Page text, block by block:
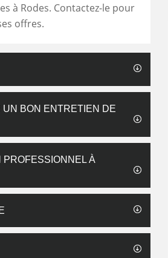
à Rodes. Contactez-le pour
offres.
BON ENTRETIEN DE
À